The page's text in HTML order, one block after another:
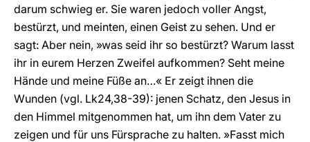
darum schwieg er. Sie waren jedoch voller Angst,
bestürzt, und meinten, einen Geist zu sehen. Und er
sagt: Aber nein, »was seid ihr so bestürzt? Warum lasst
ihr in eurem Herzen Zweifel aufkommen? Seht meine
Hände und meine Füße an…« Er zeigt ihnen die
Wunden (vgl. Lk24,38-39): jenen Schatz, den Jesus in
den Himmel mitgenommen hat, um ihn dem Vater zu
zeigen und für uns Fürsprache zu halten. »Fasst mich